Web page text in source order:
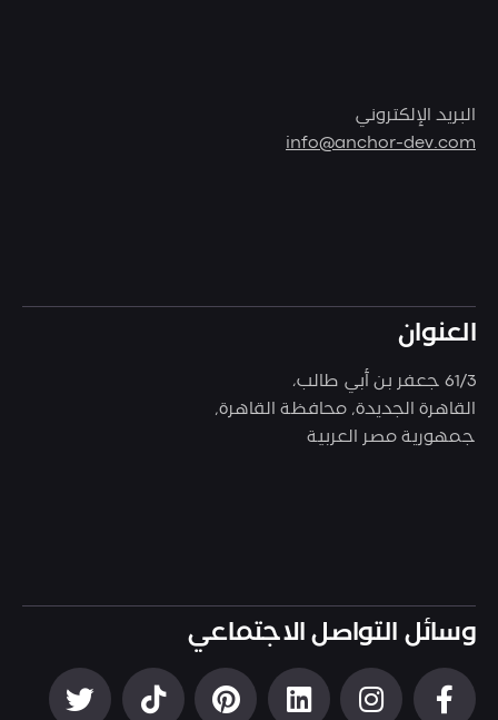
البريد الإلكتروني
info@anchor-dev.com
العنوان
61/3 جعفر بن أبي طالب،
القاهرة الجديدة, محافظة القاهرة,
جمهورية مصر العربية
وسائل التواصل الاجتماعي